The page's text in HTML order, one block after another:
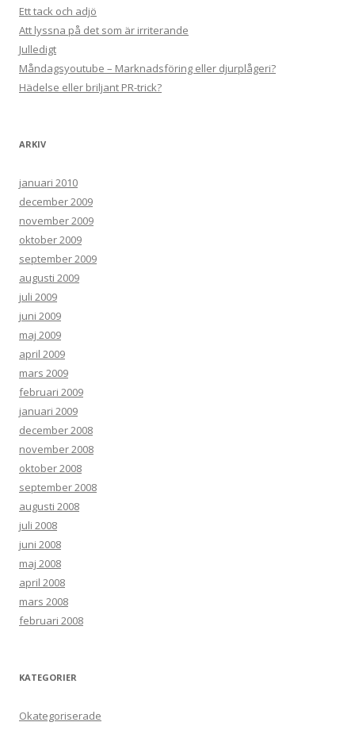
Ett tack och adjö
Att lyssna på det som är irriterande
Julledigt
Måndagsyoutube – Marknadsföring eller djurplågeri?
Hädelse eller briljant PR-trick?
ARKIV
januari 2010
december 2009
november 2009
oktober 2009
september 2009
augusti 2009
juli 2009
juni 2009
maj 2009
april 2009
mars 2009
februari 2009
januari 2009
december 2008
november 2008
oktober 2008
september 2008
augusti 2008
juli 2008
juni 2008
maj 2008
april 2008
mars 2008
februari 2008
KATEGORIER
Okategoriserade